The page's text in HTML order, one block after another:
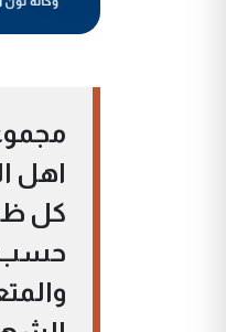
اهل
كل
حسب